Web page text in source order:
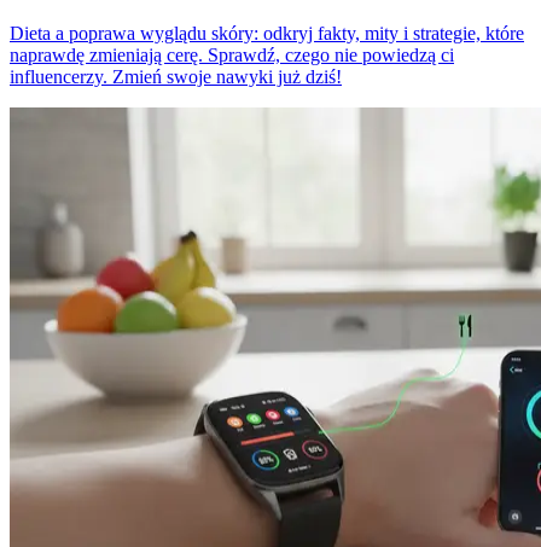
Dieta a poprawa wyglądu skóry: odkryj fakty, mity i strategie, które
naprawdę zmieniają cerę. Sprawdź, czego nie powiedzą ci
influencerzy. Zmień swoje nawyki już dziś!